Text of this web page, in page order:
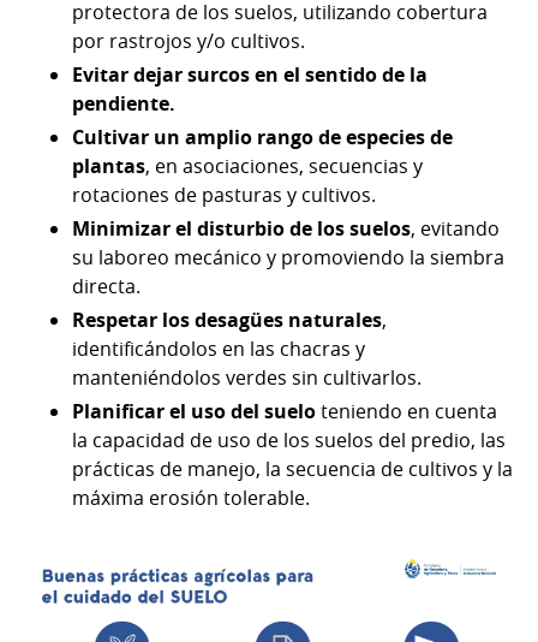
protectora de los suelos, utilizando cobertura
por rastrojos y/o cultivos.
Evitar dejar surcos en el sentido de la
pendiente.
Cultivar un amplio rango de especies de
plantas, en asociaciones, secuencias y
rotaciones de pasturas y cultivos.
Minimizar el disturbio de los suelos, evitando
su laboreo mecánico y promoviendo la siembra
directa.
Respetar los desagües naturales,
identificándolos en las chacras y
manteniéndolos verdes sin cultivarlos.
Planificar el uso del sueloteniendo en cuenta
la capacidad de uso de los suelos del predio, las
prácticas de manejo, la secuencia de cultivos y la
máxima erosión tolerable.